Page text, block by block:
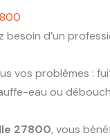
besoin d’un
vos problèmes :
eau ou
27800, vous